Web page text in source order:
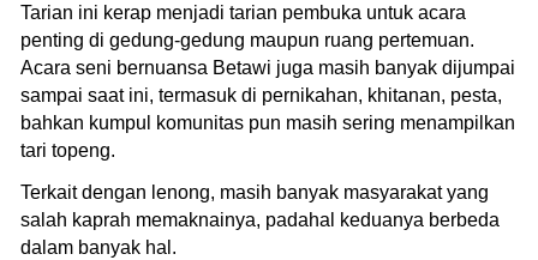
Tarian ini kerap menjadi tarian pembuka untuk acara
penting di gedung-gedung maupun ruang pertemuan.
Acara seni bernuansa Betawi juga masih banyak dijumpai
sampai saat ini, termasuk di pernikahan, khitanan, pesta,
bahkan kumpul komunitas pun masih sering menampilkan
tari topeng.
Terkait dengan lenong, masih banyak masyarakat yang
salah kaprah memaknainya, padahal keduanya berbeda
dalam banyak hal.